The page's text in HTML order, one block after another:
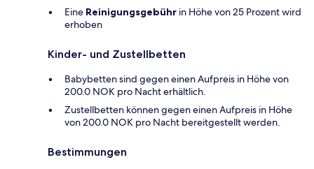
Eine Reinigungsgebühr in Höhe von 25 Prozent wird
erhoben
Kinder- und Zustellbetten
Babybetten sind gegen einen Aufpreis in Höhe von
200.0 NOK pro Nacht erhältlich.
Zustellbetten können gegen einen Aufpreis in Höhe
von 200.0 NOK pro Nacht bereitgestellt werden.
Bestimmungen